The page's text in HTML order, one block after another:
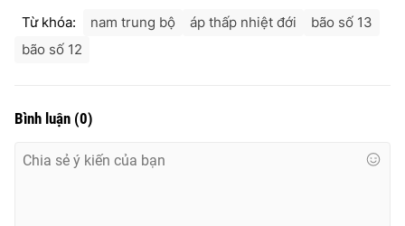
Từ khóa: nam trung bộ áp thấp nhiệt đới
bão số 13
bão số 12
Bình luận (0)